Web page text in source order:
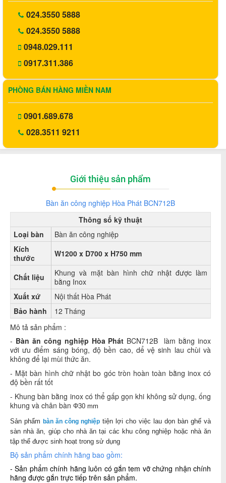
024.3550 5888
024.3550 5888
0948.029.111
0917.311.386
PHÒNG BÁN HÀNG MIỀN NAM
0901.689.678
028.3511 9211
Giới thiệu sản phẩm
Bàn ăn công nghiệp Hòa Phát BCN712B
Thông số kỹ thuật
Loại bàn
Bàn ăn công nghiệp
Kích
thước
W1200 x D700 x H750 mm
Chất liệu
Khung và mặt bàn hình chữ nhật được làm
bằng Inox
Xuất xứ
Nội thất Hòa Phát
Bảo hành
12 Tháng
Mô tả sản phẩm :
- Bàn ăn công nghiệp Hòa Phát BCN712B làm bằng inox
với ưu điểm sáng bóng, độ bền cao, dể vệ sinh lau chùi và
không để lại mùi thức ăn.
- Mặt bàn hình chữ nhật bo góc tròn hoàn toàn bằng inox có
độ bền rất tốt
- Khung bàn bằng inox có thể gấp gọn khi không sử dụng, ống
khung và chân bàn Φ30 mm
Sản phẩm bàn ăn công nghiệp tiện lợi cho việc lau dọn bàn ghế và
sàn nhà ăn, giúp cho nhà ăn tại các khu công nghiệp hoặc nhà ăn
tập thể được sinh hoạt trong sử dụng
Bộ sản phẩm chính hãng bao gồm:
- Sản phẩm chính hãng luôn có gắn tem vỡ chứng nhận chính
hãng được gắn trực tiếp trên sản phẩm.